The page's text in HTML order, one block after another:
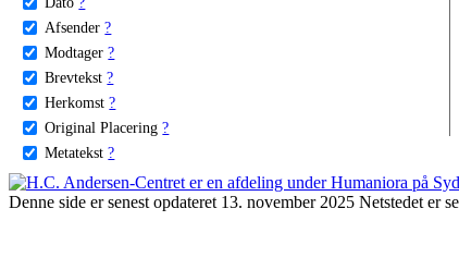
Afsender ?
Modtager ?
Brevtekst ?
Herkomst ?
Original Placering ?
Metatekst ?
Denne side er senest opdateret 13. november 2025 Netstedet er